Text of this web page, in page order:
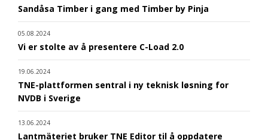
Sandåsa Timber i gang med Timber by Pinja
05.08.2024
Vi er stolte av å presentere C-Load 2.0
19.06.2024
TNE-plattformen sentral i ny teknisk løsning for
NVDB i Sverige
13.06.2024
Lantmäteriet bruker TNE Editor til å oppdatere